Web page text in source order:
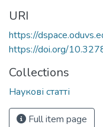
URI
https://
https://doi.org/
Collections
Наукові статті
Full item page